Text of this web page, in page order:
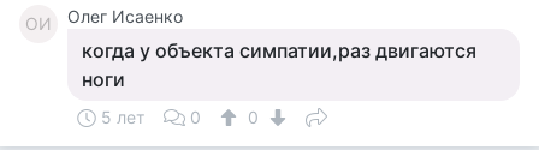
ОИ Олег Исаенко
когда у объекта симпатии,раз двигаются
ноги
5 лет 0 0